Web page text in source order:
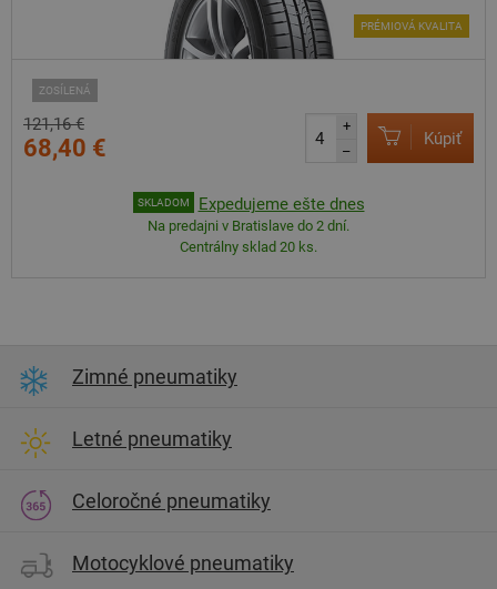
ZOSÍLENÁ
PRÉMIOVÁ KVALITA
121,16 €
68,40 €
+
–
Kúpiť
SKLADOM Expedujeme ešte dnes
Na predajni v Bratislave do 2 dní.
Centrálny sklad 20 ks.
Zimné pneumatiky
Letné pneumatiky
Celoročné pneumatiky
Motocyklové pneumatiky